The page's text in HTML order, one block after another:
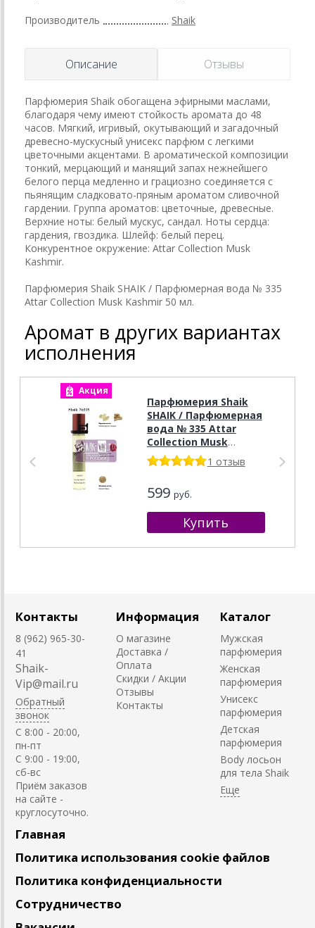
Производитель Shaik
Описание Отзывы
Парфюмерия Shaik обогащена эфирными маслами,
благодаря чему имеют стойкость аромата до 48
часов. Мягкий, игривый, окутывающий и загадочный
древесно-мускусный унисекс парфюм с легкими
цветочными акцентами. В ароматической композиции
тонкий, мерцающий и манящий запах нежнейшего
белого перца медленно и грациозно соединяется с
пьянящим сладковато-пряным ароматом сливочной
гардении. Группа ароматов: цветочные, древесные.
Верхние ноты: белый мускус, сандал. Ноты сердца:
гардения, гвоздика. Шлейф: белый перец.
Конкурентное окружение: Attar Collection Musk
Kashmir.
Парфюмерия Shaik SHAIK / Парфюмерная вода № 335
Attar Collection Musk Kashmir 50 мл.
Аромат в других вариантах
исполнения
Акция
Парфюмерия Shaik
SHAIK / Парфюмерная
вода № 335 Attar
Collection Musk
Kashmir, 20 мл.1 отзыв
599 руб.
Контакты
8 (962) 965-30-
41
Shaik-
Vip@mail.ru
Обратный
звонок
C 8:00 - 20:00,
пн-пт
С 9:00 - 19:00,
сб-вс
Приём заказов
на сайте -
круглосуточно.
Информация
О магазине
Доставка /
Оплата
Скидки / Акции
Отзывы
Контакты
Каталог
Мужская
парфюмерия
Женская
парфюмерия
Унисекс
парфюмерия
Детская
парфюмерия
Body лосьон
для тела Shaik
Главная
Политика использования cookie файлов
Политика конфиденциальности
Сотрудничество